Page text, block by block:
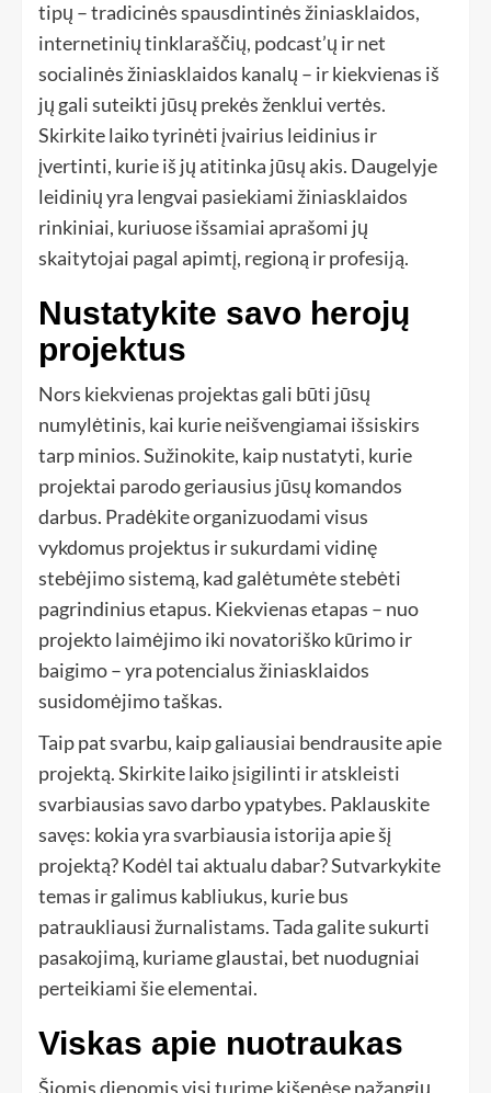
tipų – tradicinės spausdintinės žiniasklaidos,
internetinių tinklaraščių, podcast’ų ir net
socialinės žiniasklaidos kanalų – ir kiekvienas iš
jų gali suteikti jūsų prekės ženklui vertės.
Skirkite laiko tyrinėti įvairius leidinius ir
įvertinti, kurie iš jų atitinka jūsų akis. Daugelyje
leidinių yra lengvai pasiekiami žiniasklaidos
rinkiniai, kuriuose išsamiai aprašomi jų
skaitytojai pagal apimtį, regioną ir profesiją.
Nustatykite savo herojų
projektus
Nors kiekvienas projektas gali būti jūsų
numylėtinis, kai kurie neišvengiamai išsiskirs
tarp minios. Sužinokite, kaip nustatyti, kurie
projektai parodo geriausius jūsų komandos
darbus. Pradėkite organizuodami visus
vykdomus projektus ir sukurdami vidinę
stebėjimo sistemą, kad galėtumėte stebėti
pagrindinius etapus. Kiekvienas etapas – nuo ​​
projekto laimėjimo iki novatoriško kūrimo ir
baigimo – yra potencialus žiniasklaidos
susidomėjimo taškas.
Taip pat svarbu, kaip galiausiai bendrausite apie
projektą. Skirkite laiko įsigilinti ir atskleisti
svarbiausias savo darbo ypatybes. Paklauskite
savęs: kokia yra svarbiausia istorija apie šį
projektą? Kodėl tai aktualu dabar? Sutvarkykite
temas ir galimus kabliukus, kurie bus
patraukliausi žurnalistams. Tada galite sukurti
pasakojimą, kuriame glaustai, bet nuodugniai
perteikiami šie elementai.
Viskas apie nuotraukas
Šiomis dienomis visi turime kišenėse pažangių